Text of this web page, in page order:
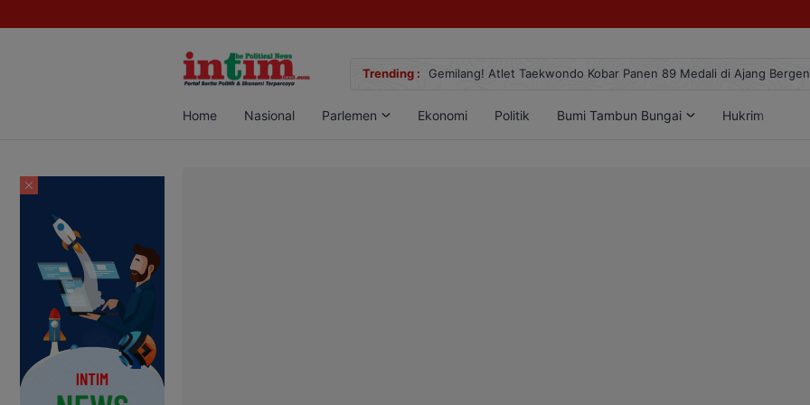
Trending :
Sabu di Pangkalan Bun, Dua Pelaku Diamankan Gemilang! Atlet Taekwondo Kobar Panen 89 Medali di Ajang
Home Nasional Parlemen Ekonomi Politik Bumi Tambun Bungai Hukrim